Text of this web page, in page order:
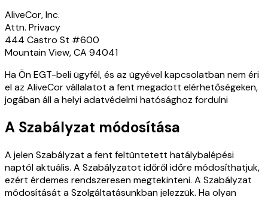
AliveCor, Inc.
Attn. Privacy
444 Castro St #600
Mountain View, CA 94041
Ha Ön EGT-beli ügyfél, és az ügyével kapcsolatban nem éri
el az AliveCor vállalatot a fent megadott elérhetőségeken,
jogában áll a helyi adatvédelmi hatósághoz fordulni
A Szabályzat módosítása
A jelen Szabályzat a fent feltüntetett hatálybalépési
naptól aktuális. A Szabályzatot időről időre módosíthatjuk,
ezért érdemes rendszeresen megtekinteni. A Szabályzat
módosítását a Szolgáltatásunkban jelezzük. Ha olyan